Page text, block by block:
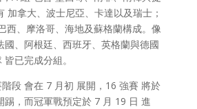
加拿大、波士尼亞、卡達以及瑞士；
西、摩洛哥、海地及蘇格蘭構成。像
國、阿根廷、西班牙、英格蘭與德國
已完成分組。
段 會在 7 月初 展開，16 強賽 將於
踢，而冠軍戰預定於 7 月 19 日 進